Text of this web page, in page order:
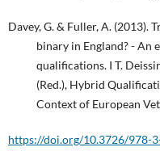
Davey, G. & Fuller, A. (2013).
binary in England? - An
qualifications. I T.
(Red.), Hybrid
Context of European
https://doi.org/10.3726/978-